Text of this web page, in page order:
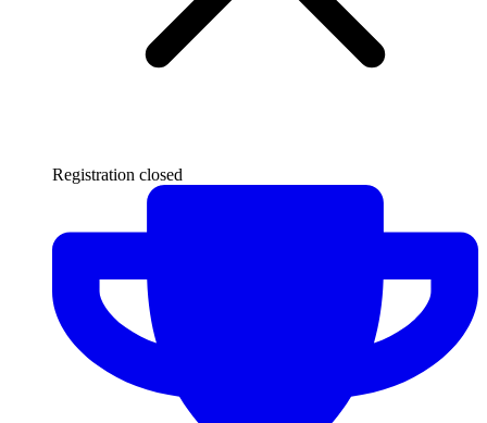
Registration closed